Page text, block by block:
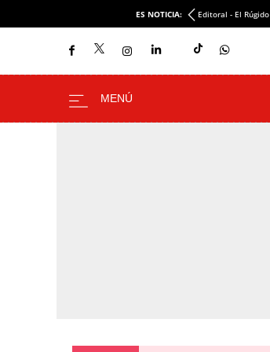
ES NOTICIA: Editoral - El Rúgido